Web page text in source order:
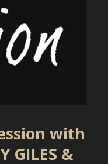
with
GILES &